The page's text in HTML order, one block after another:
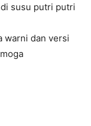
susu putri putri
warni dan versi